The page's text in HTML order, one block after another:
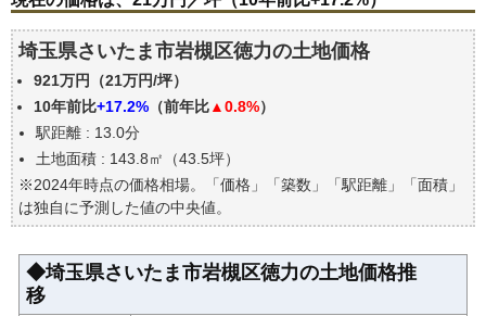
埼玉県さいたま市岩槻区徳力の土地の過去の売買事
例
公示地価はいくら
エリアの将来性を人口予想から検討しよう
自分の年収でいくらの不動産が買える？
埼玉県さいたま市岩槻区徳力の土地価格
921万円（21万円/坪）
10年前比+17.2% （前年比▲0.8%）
駅距離 : 13.0分
土地面積 : 143.8㎡（43.5坪）
※2024年時点の価格相場。「価格」「築数」「駅距離」「面積」
は独自に予測した値の中央値。
◆埼玉県さいたま市岩槻区徳力の土地価格推
移